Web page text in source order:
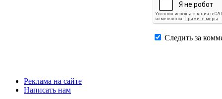
Следить за
Реклама на сайте
Написать нам